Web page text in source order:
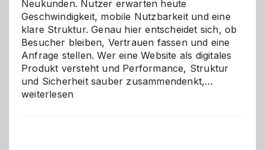
Neukunden. Nutzer erwarten heute
Geschwindigkeit, mobile Nutzbarkeit und eine
klare Struktur. Genau hier entscheidet sich, ob
Besucher bleiben, Vertrauen fassen und eine
Anfrage stellen. Wer eine Website als digitales
Produkt versteht und Performance, Struktur
und Sicherheit sauber zusammendenkt,…
weiterlesen